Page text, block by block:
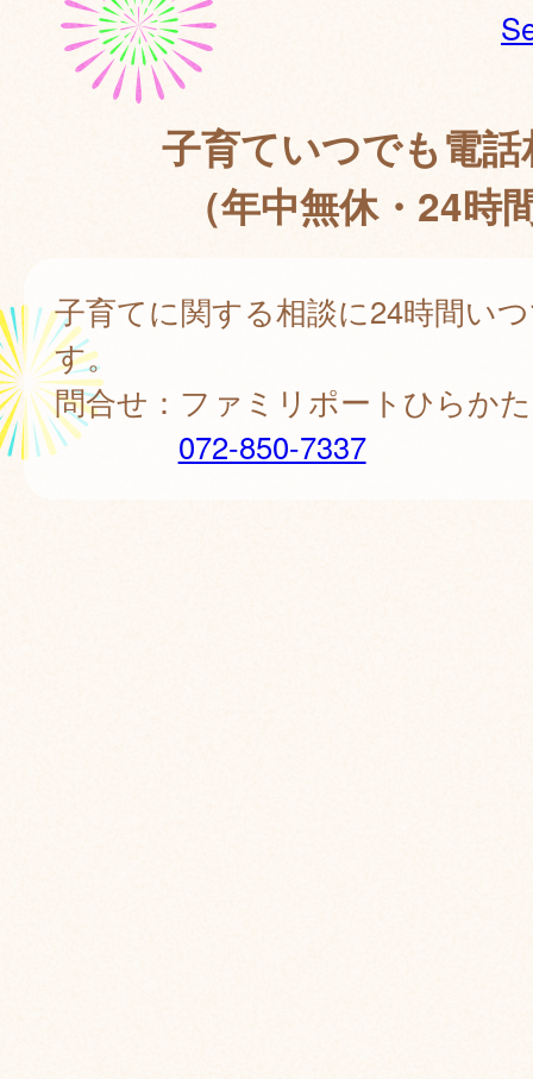
子育ていつでも電話
（年中無休・24時
子育てに関する相談に24時間い
す。
問合せ：ファミリポートひらかた
072-850-7337